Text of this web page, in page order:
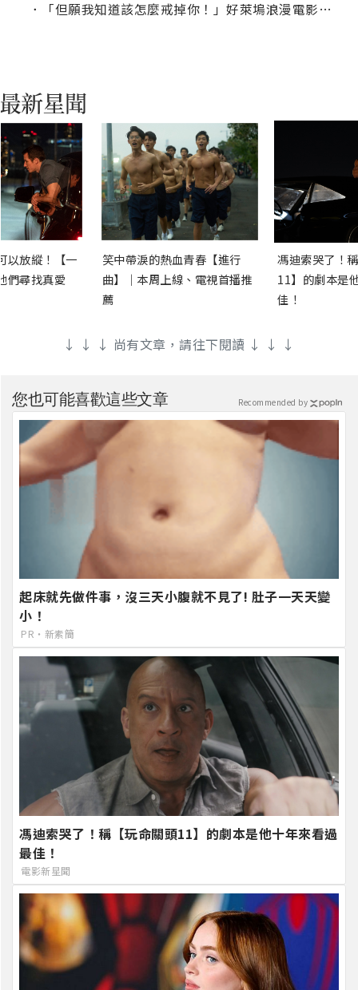
． 「但願我知道該怎麼戒掉你！」好萊塢浪漫電影對白50句
以放縱！【一
們尋找真愛
笑中帶淚的熱血青春【進行
曲】｜本周上線、電視首播推
薦
馮迪索哭了！
11】的劇本是
佳！
↓ ↓ ↓ 尚有文章，請往下閱讀 ↓ ↓ ↓
您也可能喜歡這些文章
起床就先做件事，沒三天小腹就不見了! 肚子一天天變
小！
PR・新素簡
馮迪索哭了！稱【玩命關頭11】的劇本是他十年來看過
最佳！
電影新星聞
Recommended by